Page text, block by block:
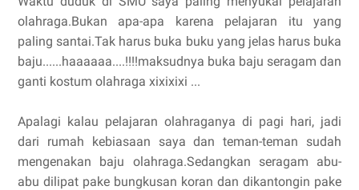
olahraga.Bukan apa-apa karena pelajaran itu yang
paling santai.Tak harus buka buku yang jelas harus buka
baju......haaaaaa....!!!!maksudnya buka baju seragam dan
ganti kostum olahraga xixixixi ...
Apalagi kalau pelajaran olahraganya di pagi hari, jadi
dari rumah kebiasaan saya dan teman-teman sudah
mengenakan baju olahraga.Sedangkan seragam abu-
abu dilipat pake bungkusan koran dan dikantongin pake